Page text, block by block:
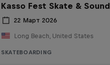
Kasso Fest Skate & Sound
22 Март 2026
Long Beach, United States
SKATEBOARDING